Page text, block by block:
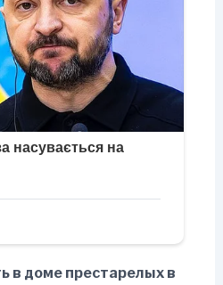
в доме престарелых в